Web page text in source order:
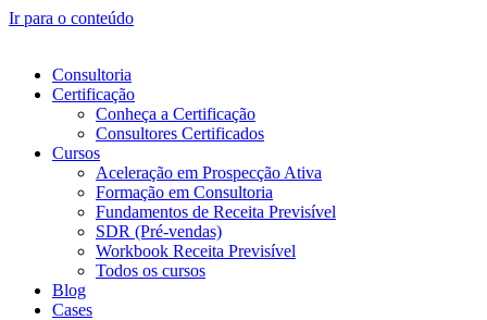
Ir para o conteúdo
Consultoria
Certificação
Conheça a Certificação
Consultores Certificados
Cursos
Aceleração em Prospecção Ativa
Formação em Consultoria
Fundamentos de Receita Previsível
SDR (Pré-vendas)
Workbook Receita Previsível
Todos os cursos
Blog
Cases